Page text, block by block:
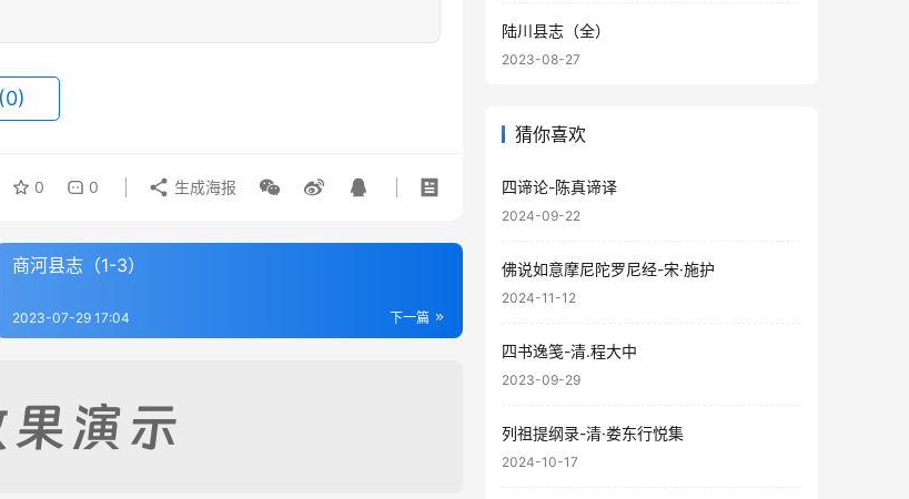
(0)
0 0 生成海报
商河县志（1-3）
下一篇
2023-07-29 17:04
陆川县志（全）
2023-08-27
猜你喜欢
四谛论-陈真谛译
2024-09-22
佛说如意摩尼陀罗尼经-宋·施护
2024-11-12
四书逸笺-清.程大中
2023-09-29
列祖提纲录-清·娄东行悦集
2024-10-17